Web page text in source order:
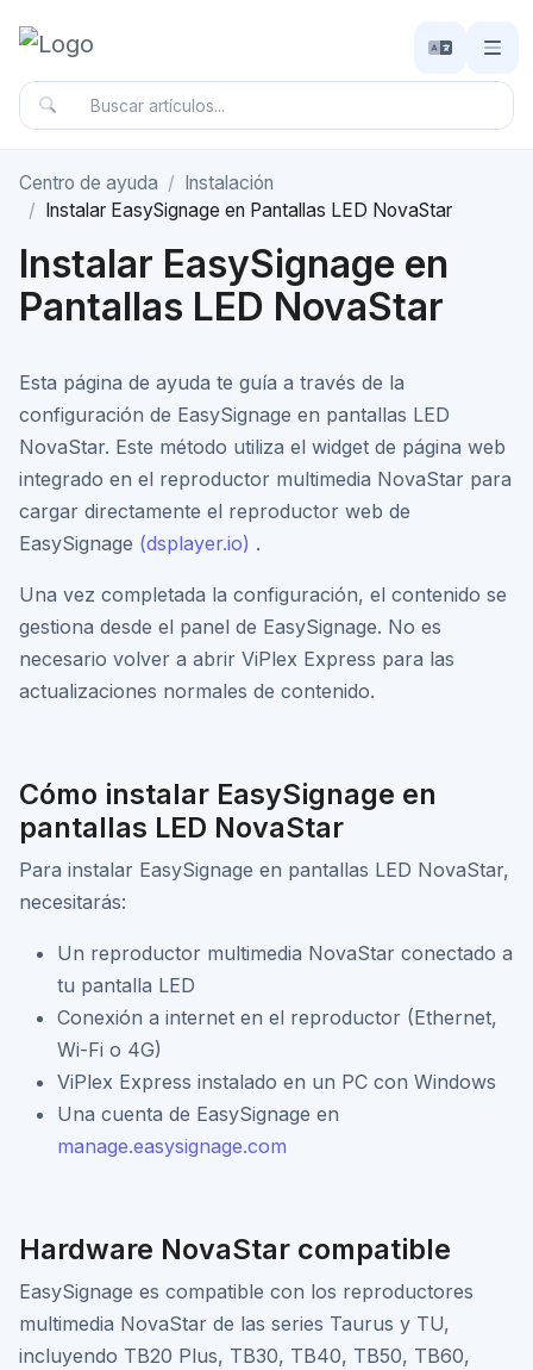
Centro de ayuda
Instalación
Instalar EasySignage en Pantallas LED NovaStar
Instalar EasySignage en
Pantallas LED NovaStar
Esta página de ayuda te guía a través de la
configuración de EasySignage en pantallas LED
NovaStar. Este método utiliza el widget de página web
integrado en el reproductor multimedia NovaStar para
cargar directamente el reproductor web de
EasySignage (dsplayer.io) .
Una vez completada la configuración, el contenido se
gestiona desde el panel de EasySignage. No es
necesario volver a abrir ViPlex Express para las
actualizaciones normales de contenido.
Cómo instalar EasySignage en
pantallas LED NovaStar
Para instalar EasySignage en pantallas LED NovaStar,
necesitarás:
Un reproductor multimedia NovaStar conectado a
tu pantalla LED
Conexión a internet en el reproductor (Ethernet,
Wi-Fi o 4G)
ViPlex Express instalado en un PC con Windows
Una cuenta de EasySignage en
manage.easysignage.com
Hardware NovaStar compatible
EasySignage es compatible con los reproductores
multimedia NovaStar de las series Taurus y TU,
incluyendo TB20 Plus, TB30, TB40, TB50, TB60,